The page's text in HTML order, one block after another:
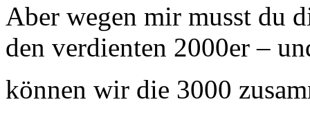
Aber wegen mir musst du
den verdienten 2000er –
können wir die 3000